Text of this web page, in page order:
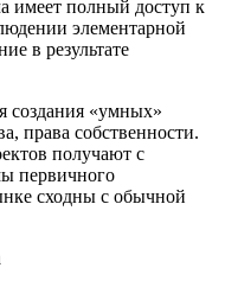
имеет полный доступ к
элементарной
в результате
создания «умных»
права собственности.
получают с
первичного
сходны с обычной